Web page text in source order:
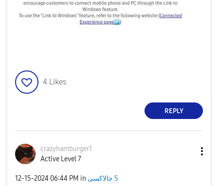
4 Likes
REPLY
crazyhamburger1
Active Level 7
‎12-15-2024 06:44 PM in جالاكسى S